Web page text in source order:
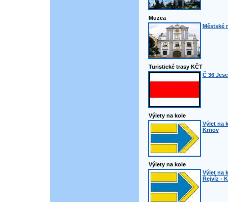
Muzea
Městské
Turistické trasy KČT
Č 36
Výlety na kole
Výlet na
Krnov
Výlety na kole
Výlet na
Rejvíz -